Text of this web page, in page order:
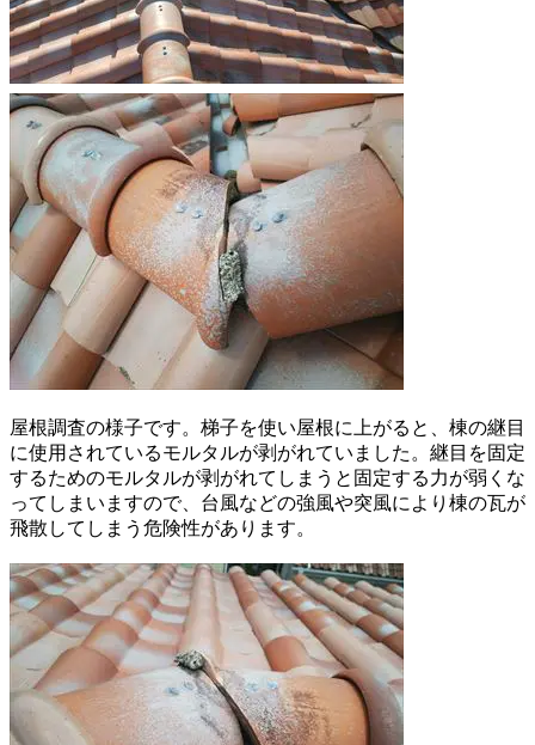
屋根調査の様子です。梯子を使い屋根に上がると、棟の継目
に使用されているモルタルが剥がれていました。継目を固定
するためのモルタルが剥がれてしまうと固定する力が弱くな
ってしまいますので、台風などの強風や突風により棟の瓦が
飛散してしまう危険性があります。